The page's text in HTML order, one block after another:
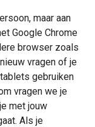
maar aan
Google Chrome
browser zoals
vragen of je
gebruiken
vragen we je
met jouw
Als je